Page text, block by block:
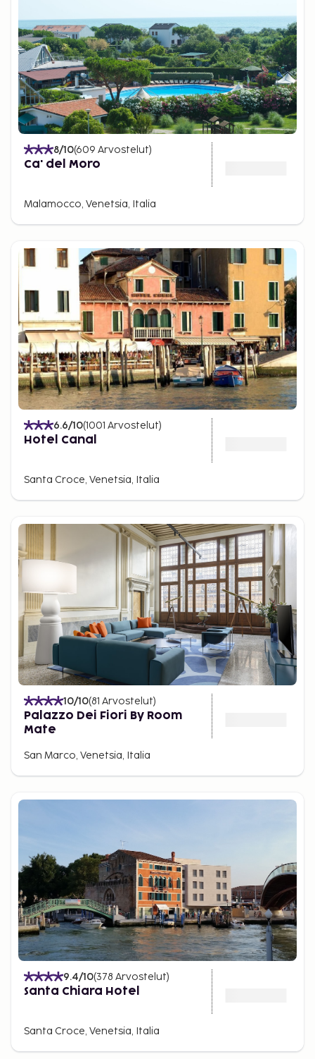
8/10(609 Arvostelut)
Ca' del Moro
Malamocco, Venetsia, Italia
6.6/10(1001 Arvostelut)
Hotel Canal
Santa Croce, Venetsia, Italia
10/10(81 Arvostelut)
Palazzo Dei Fiori By Room
Mate
San Marco, Venetsia, Italia
9.4/10(378 Arvostelut)
Santa Chiara Hotel
Santa Croce, Venetsia, Italia